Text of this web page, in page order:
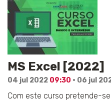
MS Excel [2022]
04 jul 2022 09:30 · 06 jul
Com este curso pretende-